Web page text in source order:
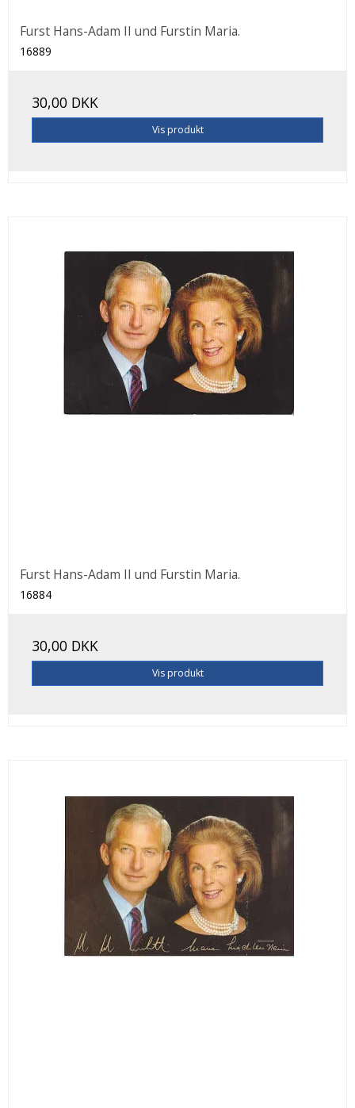
Furst Hans-Adam II und Furstin Maria.
16889
30,00 DKK
Vis produkt
Furst Hans-Adam II und Furstin Maria.
16884
30,00 DKK
Vis produkt